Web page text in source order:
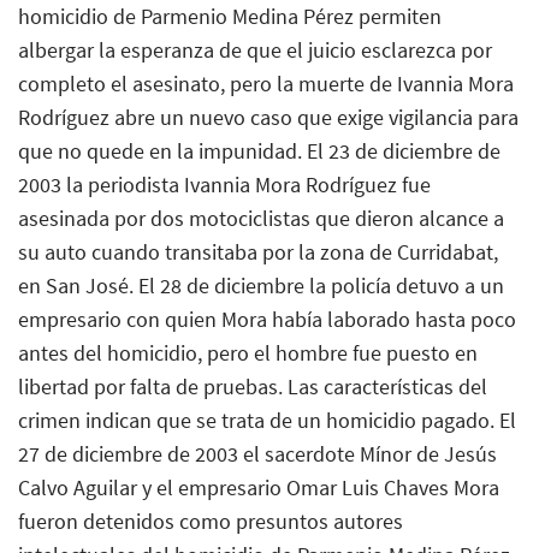
homicidio de Parmenio Medina Pérez permiten
albergar la esperanza de que el juicio esclarezca por
completo el asesinato, pero la muerte de Ivannia Mora
Rodríguez abre un nuevo caso que exige vigilancia para
que no quede en la impunidad. El 23 de diciembre de
2003 la periodista Ivannia Mora Rodríguez fue
asesinada por dos motociclistas que dieron alcance a
su auto cuando transitaba por la zona de Curridabat,
en San José. El 28 de diciembre la policía detuvo a un
empresario con quien Mora había laborado hasta poco
antes del homicidio, pero el hombre fue puesto en
libertad por falta de pruebas. Las características del
crimen indican que se trata de un homicidio pagado. El
27 de diciembre de 2003 el sacerdote Mínor de Jesús
Calvo Aguilar y el empresario Omar Luis Chaves Mora
fueron detenidos como presuntos autores